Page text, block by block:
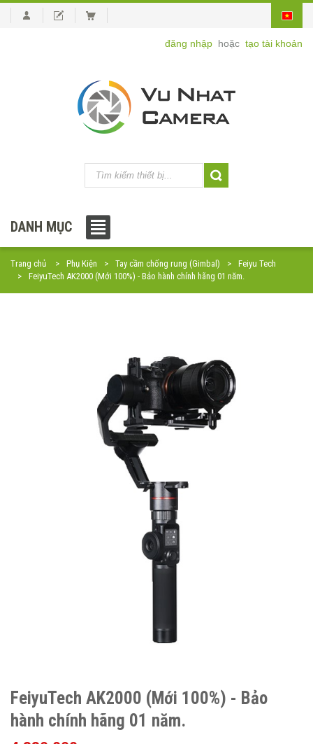
đăng nhập hoặc tạo tài khoản
DANH MỤC
Trang chủ Phụ Kiện Tay cầm chống rung (Gimbal)
Feiyu Tech
FeiyuTech AK2000 (Mới 100%) - Bảo hành chính hãng 01 năm.
FeiyuTech AK2000 (Mới 100%) - Bảo
hành chính hãng 01 năm.